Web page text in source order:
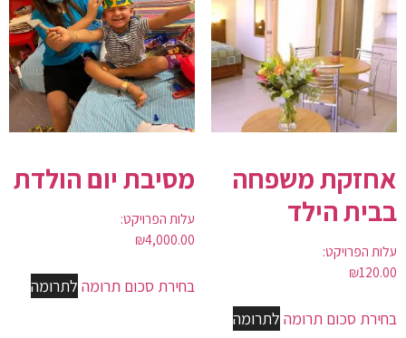
אחזקת משפחה
בבית הילד
עלות הפרויקט:
₪120.00
בחירת סכום תרומה לתרומה
מסיבת יום הולדת
עלות הפרויקט:
₪4,000.00
בחירת סכום תרומה לתרומה